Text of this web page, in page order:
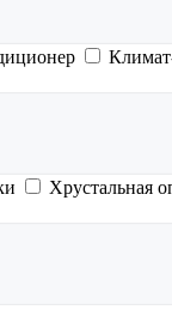
Хрустальная